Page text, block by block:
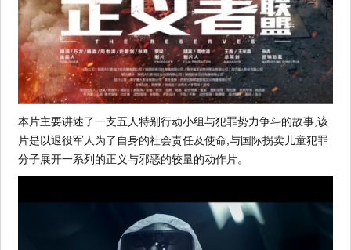
本片主要讲述了一支五人特别行动小组与犯罪势力争斗的故事,该
片是以退役军人为了自身的社会责任及使命,与国际拐卖儿童犯罪
分子展开一系列的正义与邪恶的较量的动作片。